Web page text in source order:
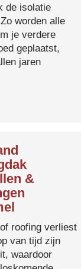
de isolatie
worden alle
je verdere
geplaatst,
jaren
&
roofing verliest
van tijd zijn
waardoor